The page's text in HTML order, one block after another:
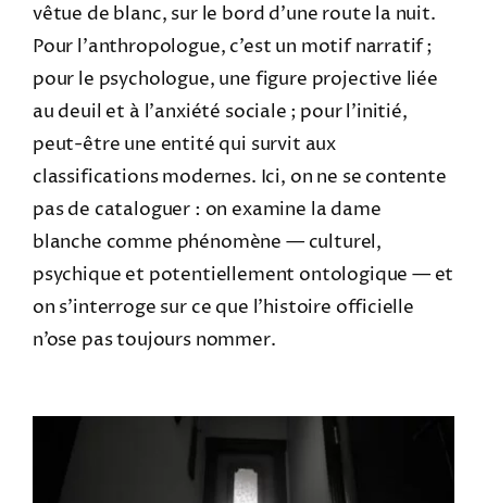
vêtue de blanc, sur le bord d’une route la nuit.
Pour l’anthropologue, c’est un motif narratif ;
pour le psychologue, une figure projective liée
au deuil et à l’anxiété sociale ; pour l’initié,
peut-être une entité qui survit aux
classifications modernes. Ici, on ne se contente
pas de cataloguer : on examine la dame
blanche comme phénomène — culturel,
psychique et potentiellement ontologique — et
on s’interroge sur ce que l’histoire officielle
n’ose pas toujours nommer.